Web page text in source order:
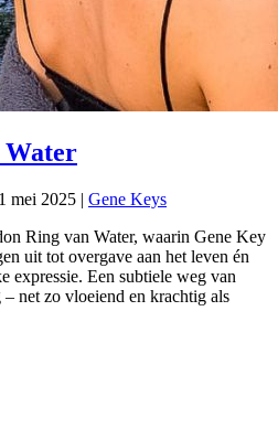
Water
mei 2025 | Gene Keys
Ring van Water, waarin Gene Key
uit tot overgave aan het leven én
expressie. Een subtiele weg van
net zo vloeiend en krachtig als